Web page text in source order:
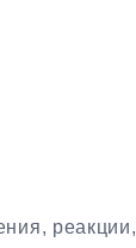
реакции,